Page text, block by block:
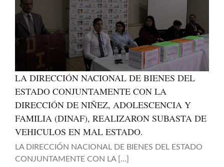
LA DIRECCIÓN NACIONAL DE BIENES DEL
ESTADO CONJUNTAMENTE CON LA
DIRECCIÓN DE NIÑEZ, ADOLESCENCIA Y
FAMILIA (DINAF), REALIZARON SUBASTA DE
VEHICULOS EN MAL ESTADO.
LA DIRECCIÓN NACIONAL DE BIENES DEL ESTADO
CONJUNTAMENTE CON LA […]